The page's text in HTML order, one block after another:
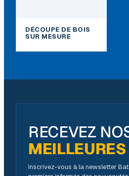
DÉCOUPE DE BOIS
SUR MESURE
RECEVEZ
Inscrivez-vous à la newsletter